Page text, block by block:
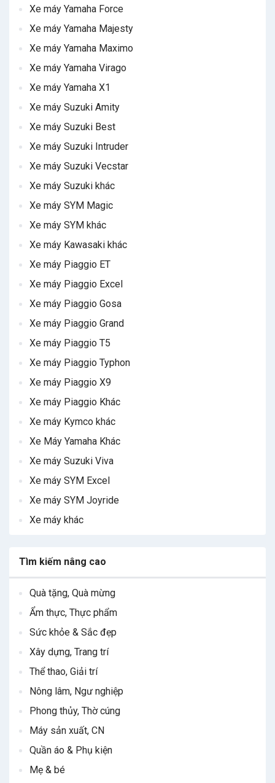
Xe máy Yamaha Force
Xe máy Yamaha Majesty
Xe máy Yamaha Maximo
Xe máy Yamaha Virago
Xe máy Yamaha X1
Xe máy Suzuki Amity
Xe máy Suzuki Best
Xe máy Suzuki Intruder
Xe máy Suzuki Vecstar
Xe máy Suzuki khác
Xe máy SYM Magic
Xe máy SYM khác
Xe máy Kawasaki khác
Xe máy Piaggio ET
Xe máy Piaggio Excel
Xe máy Piaggio Gosa
Xe máy Piaggio Grand
Xe máy Piaggio T5
Xe máy Piaggio Typhon
Xe máy Piaggio X9
Xe máy Piaggio Khác
Xe máy Kymco khác
Xe Máy Yamaha Khác
Xe máy Suzuki Viva
Xe máy SYM Excel
Xe máy SYM Joyride
Xe máy khác
Tìm kiếm nâng cao
Quà tặng, Quà mừng
Ẩm thực, Thực phẩm
Sức khỏe & Sắc đẹp
Xây dựng, Trang trí
Thể thao, Giải trí
Nông lâm, Ngư nghiệp
Phong thủy, Thờ cúng
Máy sản xuất, CN
Quần áo & Phụ kiện
Mẹ & bé